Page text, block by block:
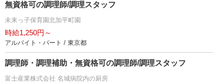
無資格可の調理師/調理スタッフ
未来っ子保育園北加平町園
時給1,250円～
アルバイト・パート / 東京都
調理師・調理補助・無資格可の調理師/調理スタッフ
富士産業株式会社 名城病院内の厨房